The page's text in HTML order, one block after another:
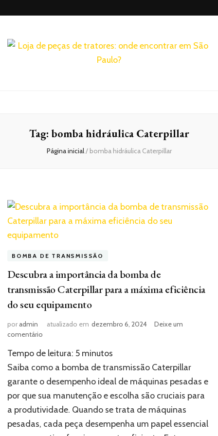
Tag: bomba hidráulica Caterpillar
Página inicial/ bomba hidráulica Caterpillar
BOMBA DE TRANSMISSÃO
Descubra a importância da bomba de
transmissão Caterpillar para a máxima eficiência
do seu equipamento
poradmin atualizado em dezembro 6, 2024
Deixe um
comentário
a
importância
bomba
de
transmissão
Caterpillar
para
Tempo de leitura: 5 minutos
Saiba como a bomba de transmissão Caterpillar
garante o desempenho ideal de máquinas pesadas e
por que sua manutenção e escolha são cruciais para
a produtividade. Quando se trata de máquinas
pesadas, cada peça desempenha um papel essencial